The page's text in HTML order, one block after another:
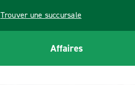
Trouver une succursale
Affaires